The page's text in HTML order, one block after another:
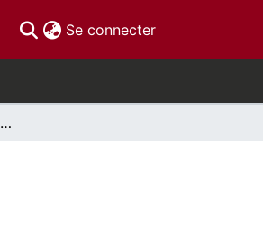
Se connecter(current)
Synthesis of radical precursos 2-chloropyrimidine